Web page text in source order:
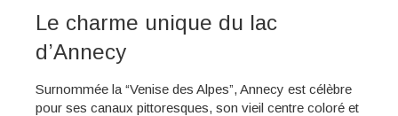
Le charme unique du lac
d’Annecy
Surnommée la “Venise des Alpes”, Annecy est célèbre
pour ses canaux pittoresques, son vieil centre coloré et